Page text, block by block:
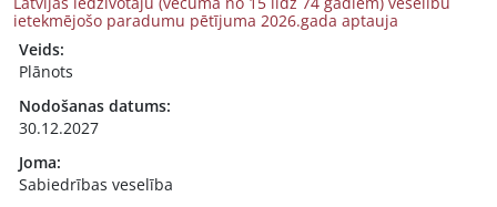
ietekmējošo paradumu pētījuma 2026.gada aptauja
Veids:
Plānots
Nodošanas datums:
30.12.2027
Joma:
Sabiedrības veselība